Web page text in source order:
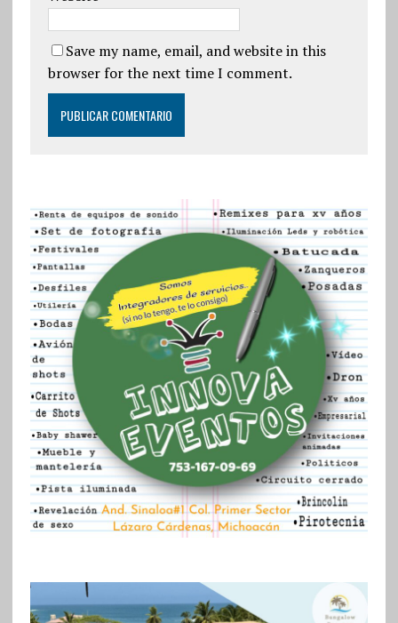
Save my name, email, and website in this
browser for the next time I comment.